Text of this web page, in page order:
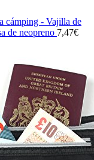
cámping - Vajilla de
de neopreno 7,47€